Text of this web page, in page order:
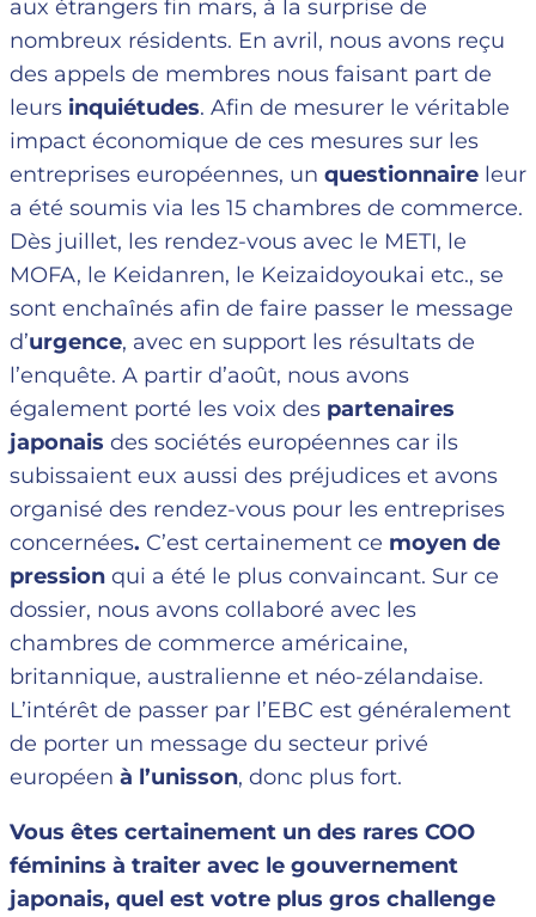
aux étrangers fin mars, à la surprise de
nombreux résidents. En avril, nous avons reçu
des appels de membres nous faisant part de
leurs inquiétudes. Afin de mesurer le véritable
impact économique de ces mesures sur les
entreprises européennes, un questionnaire leur
a été soumis via les 15 chambres de commerce.
Dès juillet, les rendez-vous avec le METI, le
MOFA, le Keidanren, le Keizaidoyoukai etc., se
sont enchaînés afin de faire passer le message
d’urgence, avec en support les résultats de
l’enquête. A partir d’août, nous avons
également porté les voix des partenaires
japonais des sociétés européennes car ils
subissaient eux aussi des préjudices et avons
organisé des rendez-vous pour les entreprises
concernées. C’est certainement ce moyen de
pression qui a été le plus convaincant. Sur ce
dossier, nous avons collaboré avec les
chambres de commerce américaine,
britannique, australienne et néo-zélandaise.
L’intérêt de passer par l’EBC est généralement
de porter un message du secteur privé
européen à l’unisson, donc plus fort.
Vous êtes certainement un des rares COO
féminins à traiter avec le gouvernement
japonais, quel est votre plus gros challenge